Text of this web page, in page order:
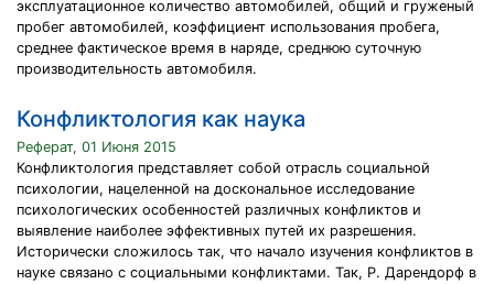
эксплуатационное количество автомобилей, общий и груженый
пробег автомобилей, коэффициент использования пробега,
среднее фактическое время в наряде, среднюю суточную
производительность автомобиля.
Конфликтология как наука
Реферат, 01 Июня 2015
Конфликтология представляет собой отрасль социальной
психологии, нацеленной на доскональное исследование
психологических особенностей различных конфликтов и
выявление наиболее эффективных путей их разрешения.
Исторически сложилось так, что начало изучения конфликтов в
науке связано с социальными конфликтами. Так, Р. Дарендорф в